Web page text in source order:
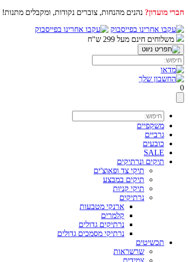
חברי מועדון? נהנים מהנחות, צוברים נקודות, ומקבלים מתנות!
דלג
לתוכןמשלוחים חינם מעל 299 ש"ח
0
משקפיים
גרביים
כובעים
SALE
תיקים ונרתיקים
תיקי צד ופאוצ'ים
תיקים במבצע
תיקי קניות
נרתיקים
ארנקי מטבעות
קלמרים
נרתיקים גדולים
נרתיקי מסמכים גדולים
תכשיטים
שרשראות
צמידים